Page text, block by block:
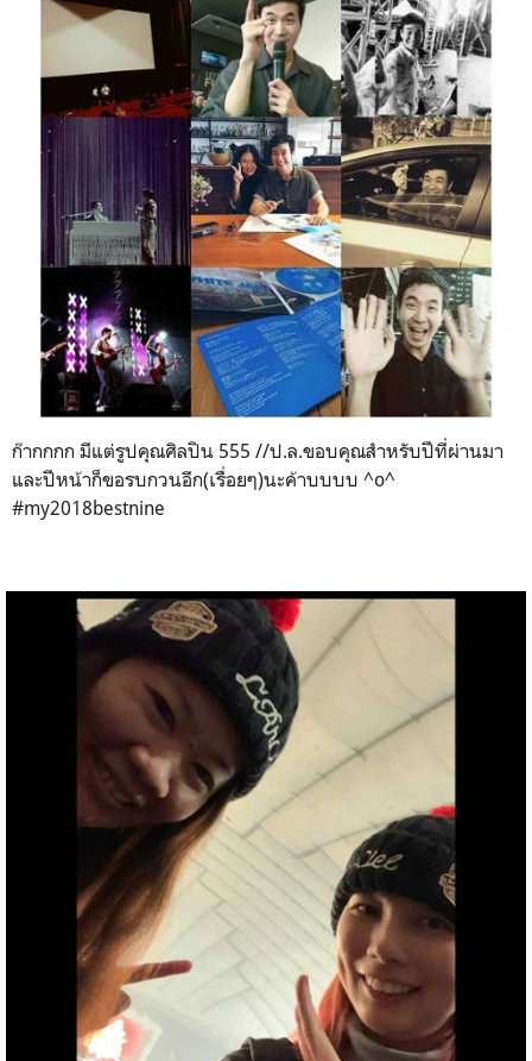
ก๊ากกกก มีแต่รูปคุณศิลปิน 555 //ป.ล.ขอบคุณสำหรับปีที่ผ่านมา
และปีหน้าก็ขอรบกวนอีก(เรื่อยๆ)นะค้าบบบบ ^o^
#my2018bestnine